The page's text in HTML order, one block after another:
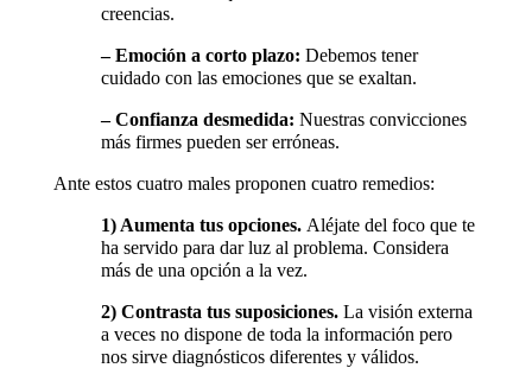
creencias.
– Emoción a corto plazo: Debemos tener
cuidado con las emociones que se exaltan.
– Confianza desmedida: Nuestras convicciones
más firmes pueden ser erróneas.
Ante estos cuatro males proponen cuatro remedios:
1) Aumenta tus opciones.Aléjate del foco que te
ha servido para dar luz al problema. Considera
más de una opción a la vez.
2) Contrasta tus suposiciones.La visión externa
a veces no dispone de toda la información pero
nos sirve diagnósticos diferentes y válidos.